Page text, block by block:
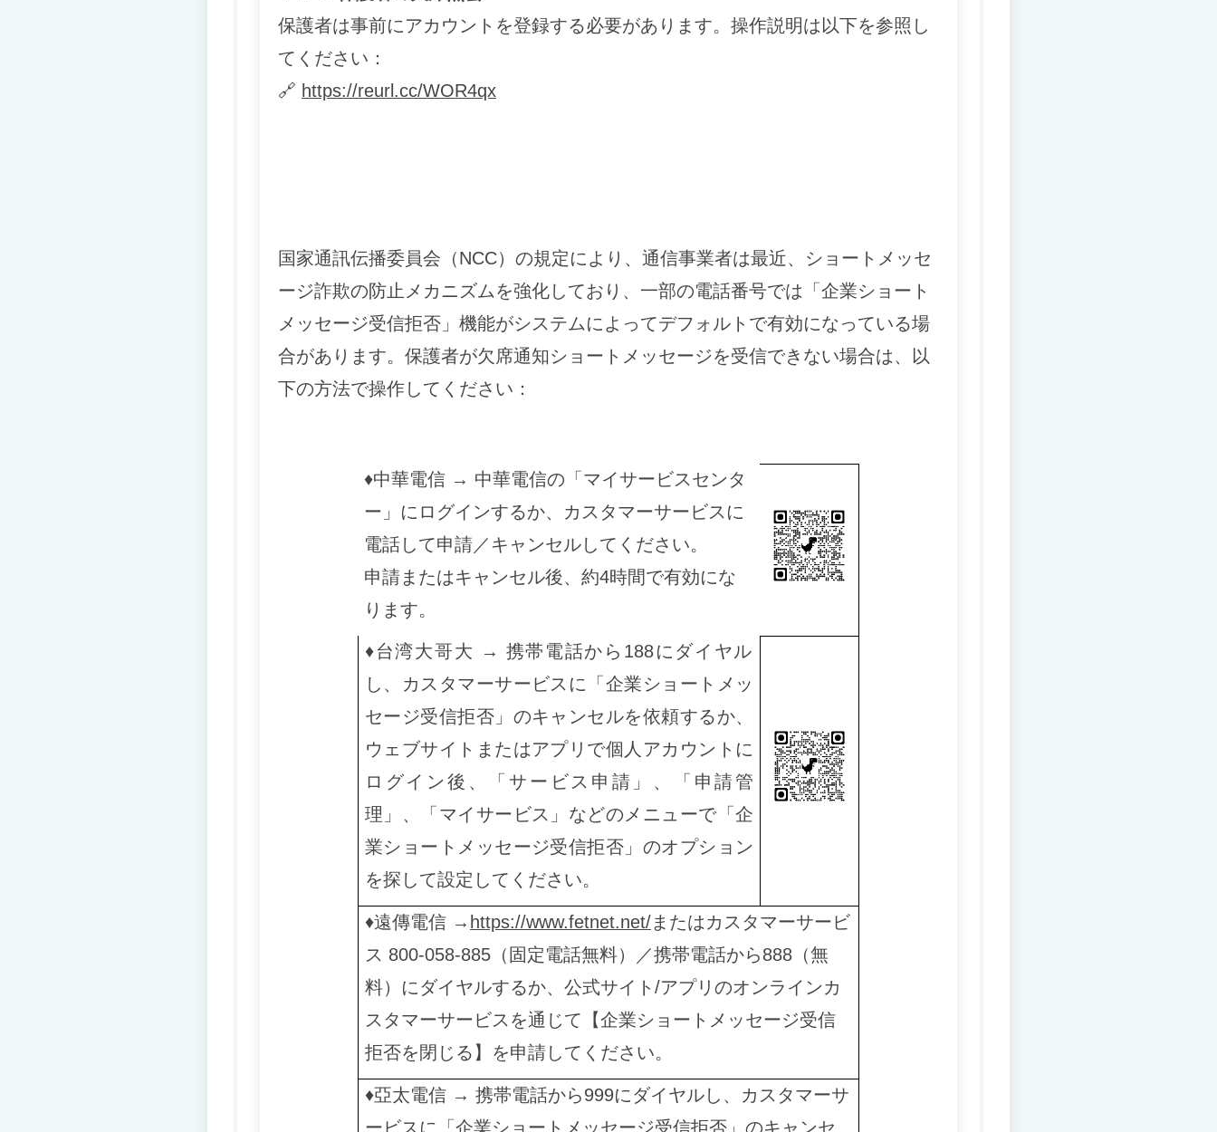
保護者は事前にアカウントを登録する必要があります。操作説明は以下を参照し
てください：
🔗 https://reurl.cc/WOR4qx
国家通訊伝播委員会（NCC）の規定により、通信事業者は最近、ショートメッセ
ージ詐欺の防止メカニズムを強化しており、一部の電話番号では「企業ショート
メッセージ受信拒否」機能がシステムによってデフォルトで有効になっている場
合があります。保護者が欠席通知ショートメッセージを受信できない場合は、以
下の方法で操作してください：
♦️中華電信 → 中華電信の「マイサービスセンタ
ー」にログインするか、カスタマーサービスに
電話して申請／キャンセルしてください。
申請またはキャンセル後、約4時間で有効にな
ります。
♦️台湾大哥大 → 携帯電話から188にダイヤル
し、カスタマーサービスに「企業ショートメッ
セージ受信拒否」のキャンセルを依頼するか、
ウェブサイトまたはアプリで個人アカウントに
ログイン後、「サービス申請」、「申請管
理」、「マイサービス」などのメニューで「企
業ショートメッセージ受信拒否」のオプション
を探して設定してください。
♦️遠傳電信 → https://www.fetnet.net/またはカスタマーサービ
ス 800-058-885（固定電話無料）／携帯電話から888（無
料）にダイヤルするか、公式サイト/アプリのオンラインカ
スタマーサービスを通じて【企業ショートメッセージ受信
拒否を閉じる】を申請してください。
♦️️亞太電信 → 携帯電話から999にダイヤルし、カスタマーサ
ービスに「企業ショートメッセージ受信拒否」のキャンセ